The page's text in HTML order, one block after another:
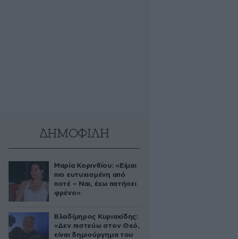
ΔΗΜΟΦΙΛΗ
Μαρία Κορινθίου: «Είμαι
πιο ευτυχισμένη από
ποτέ – Ναι, έχω πατήσει
φρένο»
Βλαδίμηρος Κυριακίδης:
«Δεν πιστεύω στον Θεό,
είναι δημιούργημα του